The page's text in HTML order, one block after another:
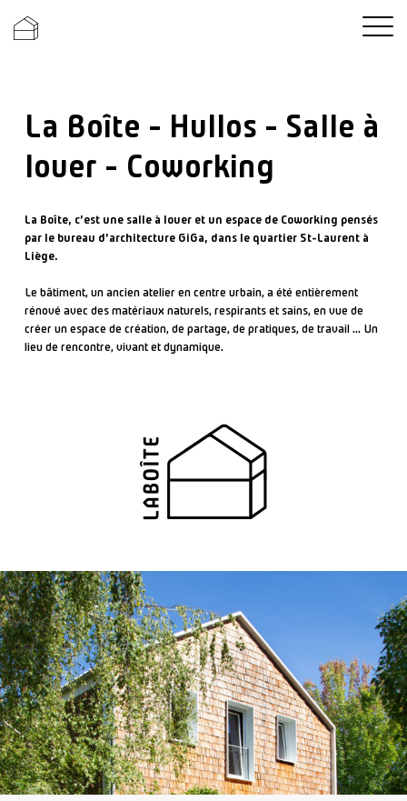
Ouvrir
La Boîte - Hullos - Salle à
louer - Coworking
La Boîte, c’est une salle à louer et un espace de Coworking pensés
par le bureau d’architecture GiGa, dans le quartier St-Laurent à
Liège.
Le bâtiment, un ancien atelier en centre urbain, a été entièrement
rénové avec des matériaux naturels, respirants et sains, en vue de
créer un espace de création, de partage, de pratiques, de travail … Un
lieu de rencontre, vivant et dynamique.